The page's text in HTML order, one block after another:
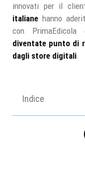
innovati per il
italiane hanno
con
diventate punto di
dagli store digitali
Indice